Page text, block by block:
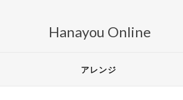
Hanayou Online
アレンジ